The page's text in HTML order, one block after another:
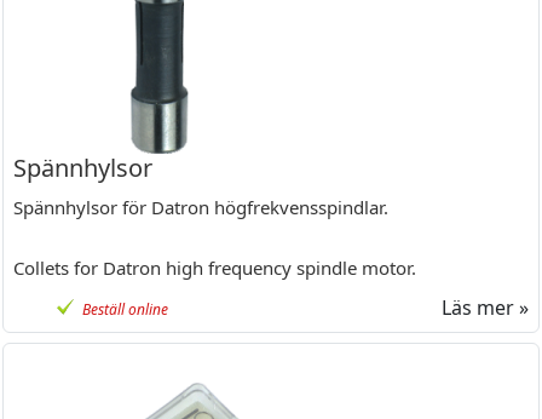
Spännhylsor
Spännhylsor för Datron högfrekvensspindlar.
Collets for Datron high frequency spindle motor.
Beställ online Läs mer »